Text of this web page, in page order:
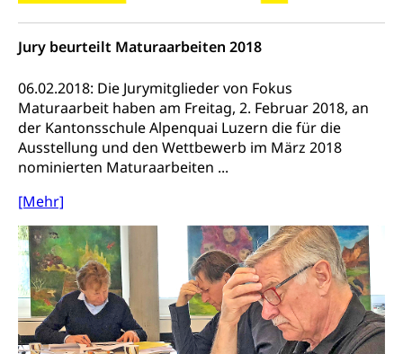
Jury beurteilt Maturaarbeiten 2018
06.02.2018: Die Jurymitglieder von Fokus
Maturaarbeit haben am Freitag, 2. Februar 2018, an
der Kantonsschule Alpenquai Luzern die für die
Ausstellung und den Wettbewerb im März 2018
nominierten Maturaarbeiten ...
[Mehr]
Verkehrsverbund Luzern VVL
Öffentlicher Verkehr Luzern Mobil
Schifffahrt
Schiffsverkehr, Binnenschifffahrt, Seeschifffahrt,
Flussschifffahrt
Schifffahrt (Strassenverkehrsamt)
Strasse
Autoverkehr, Lastwagenverkehr, Schwerverkehr,
Langsamverkehr, Transportmittel, Auto, Motorrad,
Individualverkehr
zentras (Betrieb und Unterhalt LU, OW, NW,
ZG)
Strassenverkehrsamt
Verkehr und Infrastruktur vif
Persönliches
Zivilstand